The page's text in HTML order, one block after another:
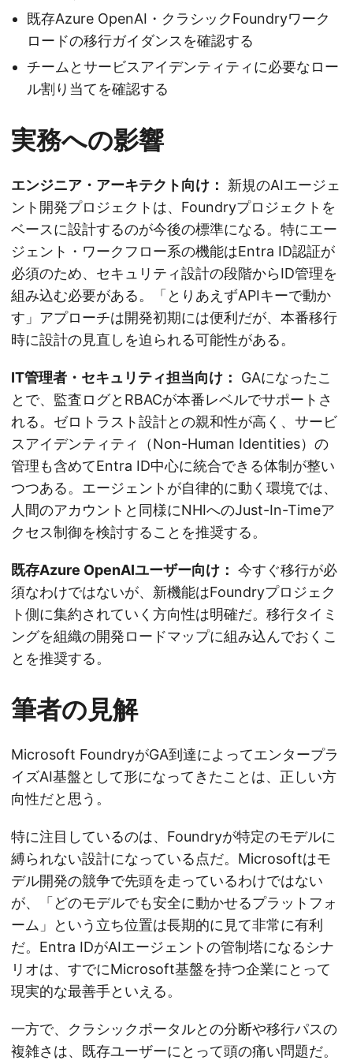
既存Azure OpenAI・クラシックFoundryワーク
ロードの移行ガイダンスを確認する
チームとサービスアイデンティティに必要なロー
ル割り当てを確認する
実務への影響
エンジニア・アーキテクト向け：
新規のAIエージェ
ント開発プロジェクトは、Foundryプロジェクトを
ベースに設計するのが今後の標準になる。特にエー
ジェント・ワークフロー系の機能はEntra ID認証が
必須のため、セキュリティ設計の段階からID管理を
組み込む必要がある。「とりあえずAPIキーで動か
す」アプローチは開発初期には便利だが、本番移行
時に設計の見直しを迫られる可能性がある。
IT管理者・セキュリティ担当向け：
GAになったこ
とで、監査ログとRBACが本番レベルでサポートさ
れる。ゼロトラスト設計との親和性が高く、サービ
スアイデンティティ（Non-Human Identities）の
管理も含めてEntra ID中心に統合できる体制が整い
つつある。エージェントが自律的に動く環境では、
人間のアカウントと同様にNHIへのJust-In-Timeア
クセス制御を検討することを推奨する。
既存Azure OpenAIユーザー向け： 今すぐ移行が必
須なわけではないが、新機能はFoundryプロジェク
ト側に集約されていく方向性は明確だ。移行タイミ
ングを組織の開発ロードマップに組み込んでおくこ
とを推奨する。
筆者の見解
Microsoft FoundryがGA到達によってエンタープラ
イズAI基盤として形になってきたことは、正しい方
向性だと思う。
特に注目しているのは、Foundryが特定のモデルに
縛られない設計になっている点だ。Microsoftはモ
デル開発の競争で先頭を走っているわけではない
が、「どのモデルでも安全に動かせるプラットフォ
ーム」という立ち位置は長期的に見て非常に有利
だ。Entra IDがAIエージェントの管制塔になるシナ
リオは、すでにMicrosoft基盤を持つ企業にとって
現実的な最善手といえる。
一方で、クラシックポータルとの分断や移行パスの
複雑さは、既存ユーザーにとって頭の痛い問題だ。